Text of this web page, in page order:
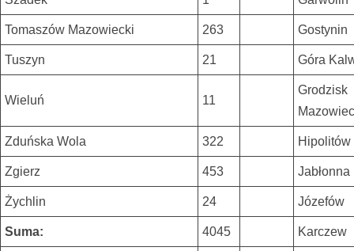
Tomaszów Mazowiecki 263 Gostynin
Tuszyn 21 Góra
Wieluń 11
Grodzisk
Zduńska Wola 322 Hipolitów
Zgierz 453 Jabłonna
Żychlin 24 Józefów
Suma: 4045 Karczew